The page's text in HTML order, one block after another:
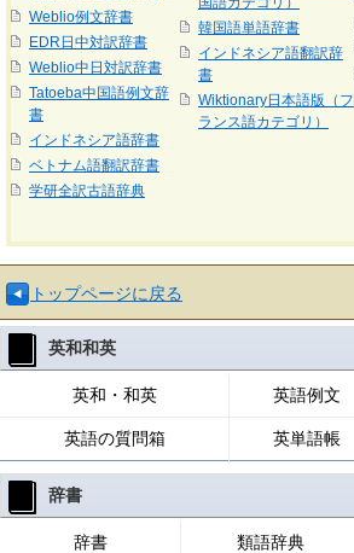
Weblio例文辞書
EDR日中対訳辞書
Weblio中日対訳辞書
Tatoeba中国語例文辞
書
インドネシア語辞書
ベトナム語翻訳辞書
学研全訳古語辞典
韓国語単語辞書
インドネシア語翻訳辞
書
Wiktionary日本語版（フ
ランス語カテゴリ）
トップページに戻る
英和和英
英和・和英 英語例文
英語の質問箱 英単語帳
辞書
辞書 類語辞典